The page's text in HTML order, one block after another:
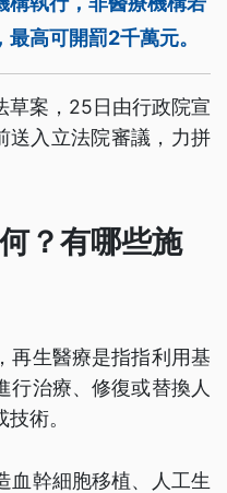
高可開罰2千萬元。
草案，25日由行政院宣
送入立法院審議，力拼
？有哪些施
再生醫療是指指利用基
行治療、修復或替換人
術。
血幹細胞移植、人工生